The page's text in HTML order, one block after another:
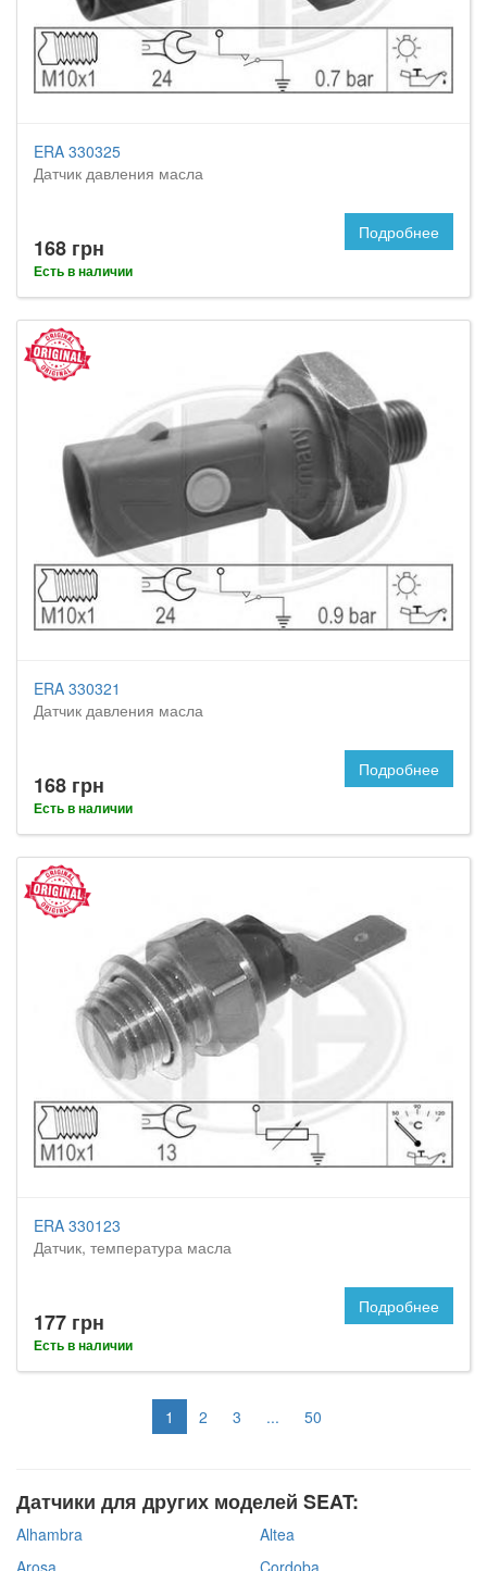
ERA 330325
Датчик давления масла
168 грн
Есть в наличии
Подробнее
ERA 330321
Датчик давления масла
168 грн
Есть в наличии
Подробнее
ERA 330123
Датчик, температура масла
177 грн
Есть в наличии
Подробнее
1 2 3 ... 50
Датчики для других моделей SEAT:
Alhambra
Altea
Arosa
Cordoba